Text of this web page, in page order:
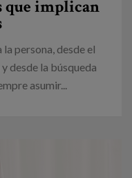
que implican
persona, desde el
desde la búsqueda
asumir...